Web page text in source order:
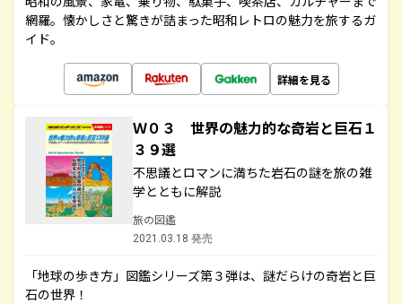
網羅。懐かしさと驚きが詰まった昭和レトロの魅力を旅するガ
イド。
詳細を見る
Ｗ０３ 世界の魅力的な奇岩と巨石１
３９選
不思議とロマンに満ちた岩石の謎を旅の雑
学とともに解説
旅の図鑑
2021.03.18 発売
「地球の歩き方」図鑑シリーズ第３弾は、謎だらけの奇岩と巨
石の世界！